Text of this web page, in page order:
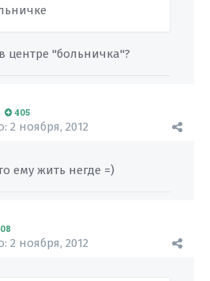
центре "больничка"?
405
2 ноября, 2012
ему жить негде =)
2 ноября, 2012